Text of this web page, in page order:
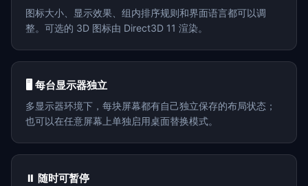
图标大小、显示效果、组内排序规则和界面语言都可以调
整。可选的 3D 图标由 Direct3D 11 渲染。
🖥️ 每台显示器独立
多显示器环境下，每块屏幕都有自己独立保存的布局状态；
也可以在任意屏幕上单独启用桌面替换模式。
⏸️ 随时可暂停